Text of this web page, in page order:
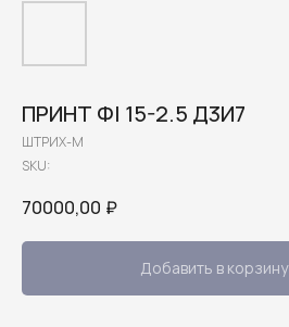
ПРИНТ ФI 15-2.5 Д3И7
ШТРИХ-М
SKU:
70000,00 ₽
Добавить в корзину